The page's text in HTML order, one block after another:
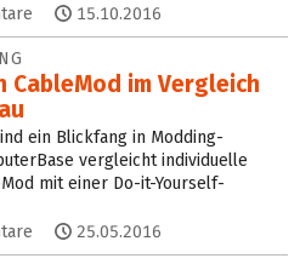
15.10.2016
CableMod im Vergleich
ein Blickfang in Modding-
vergleicht individuelle
mit einer Do-it-Yourself-
25.05.2016